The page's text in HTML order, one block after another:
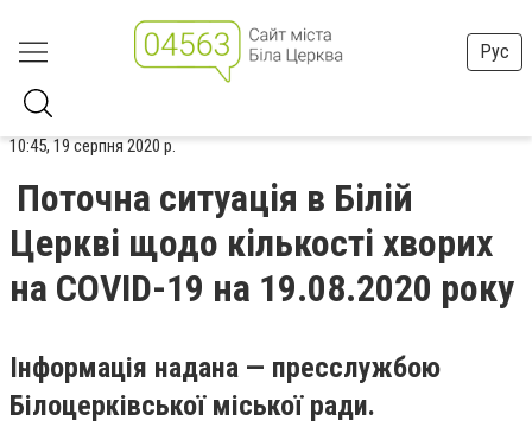
Рус
10:45, 19 серпня 2020 р.
Поточна ситуація в Білій
Церкві щодо кількості хворих
на COVID-19 на 19.08.2020 року
Інформація надана — пресслужбою
Білоцерківської міської ради.